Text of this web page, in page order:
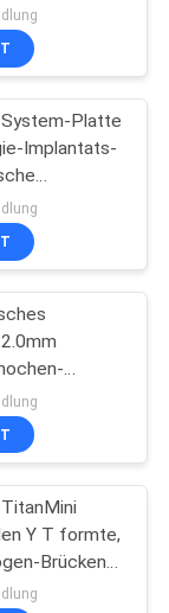
51
Platte
Implantats-
L-
Platte
Y T formte,
Brücken-